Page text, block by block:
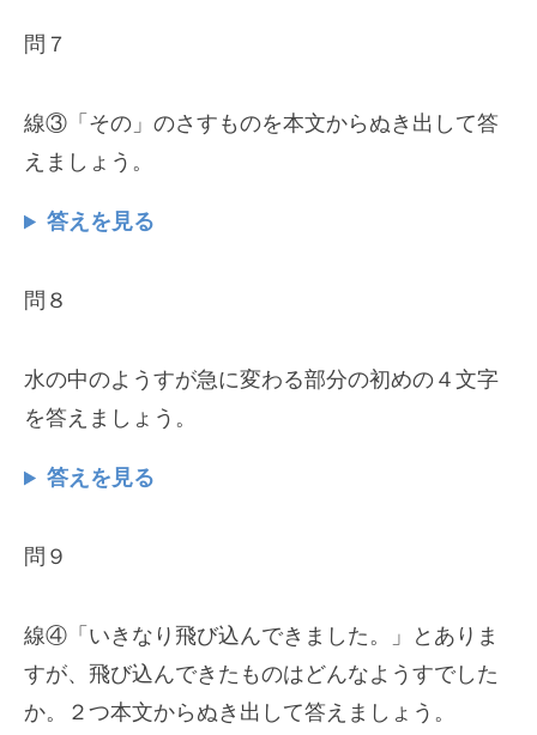
問７
線③「その」のさすものを本文からぬき出して答
えましょう。
答えを見る
問８
水の中のようすが急に変わる部分の初めの４文字
を答えましょう。
答えを見る
問９
線④「いきなり飛び込んできました。」とありま
すが、飛び込んできたものはどんなようすでした
か。２つ本文からぬき出して答えましょう。